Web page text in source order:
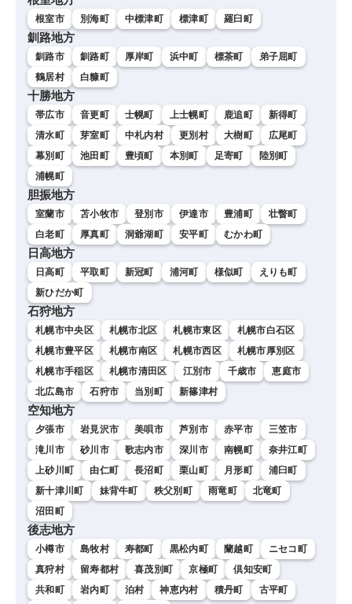
根室市 別海町 中標津町 標津町 羅臼町
釧路地方
釧路市 釧路町 厚岸町 浜中町 標茶町
弟子屈町
鶴居村
白糠町
十勝地方
帯広市 音更町 士幌町 上士幌町 鹿追町
新得町
清水町
芽室町 中札内村 更別村 大樹町
広尾町
幕別町
池田町 豊頃町 本別町 足寄町
陸別町
浦幌町
胆振地方
室蘭市 苫小牧市 登別市 伊達市 豊浦町
壮瞥町
白老町
厚真町 洞爺湖町 安平町 むかわ町
日高地方
日高町 平取町 新冠町 浦河町 様似町
えりも町
新ひだか町
石狩地方
札幌市中央区 札幌市北区 札幌市東区
札幌市白石区
札幌市豊平区
札幌市南区 札幌市西区
札幌市厚別区
札幌市手稲区
札幌市清田区 江別市 千歳市
恵庭市
北広島市
石狩市 当別町 新篠津村
空知地方
夕張市 岩見沢市 美唄市 芦別市 赤平市
三笠市
滝川市
砂川市 歌志内市 深川市 南幌町
奈井江町
上砂川町
由仁町 長沼町 栗山町 月形町
浦臼町
新十津川町
妹背牛町 秩父別町 雨竜町
北竜町
沼田町
後志地方
小樽市 島牧村 寿都町 黒松内町 蘭越町
ニセコ町
真狩村
留寿都村 喜茂別町 京極町
倶知安町
共和町
岩内町 泊村 神恵内村 積丹町
古平町